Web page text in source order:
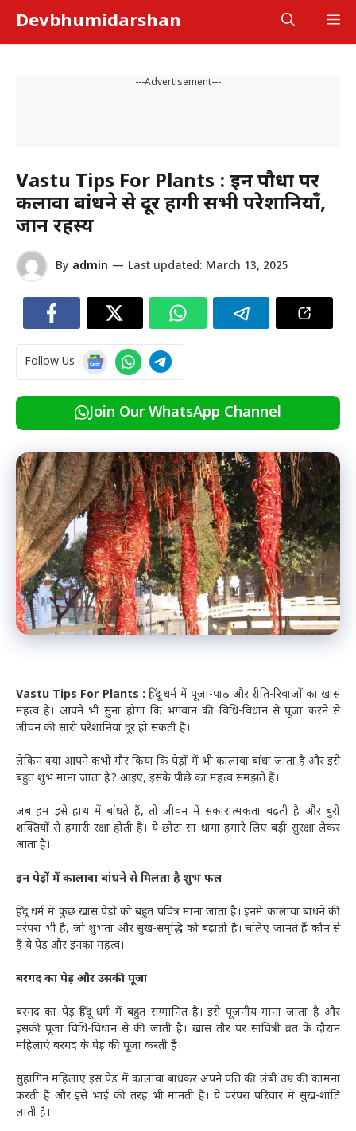
content
Devbhumidarshan
---Advertisement---
Vastu Tips For Plants : इन पौधों पर
कलावा बांधने से दूर होंगी सभी परेशानियाँ,
जानें रहस्य
By admin — Last updated: March 13, 2025
Follow Us
Join Our WhatsApp Channel
Vastu Tips For Plants : हिंदू धर्म में पूजा-पाठ और रीति-रिवाजों का खास
महत्व है। आपने भी सुना होगा कि भगवान की विधि-विधान से पूजा करने से
जीवन की सारी परेशानियां दूर हो सकती हैं।
लेकिन क्या आपने कभी गौर किया कि पेड़ों में भी कालावा बांधा जाता है और इसे
बहुत शुभ माना जाता है? आइए, इसके पीछे का महत्व समझते हैं।
जब हम इसे हाथ में बांधते हैं, तो जीवन में सकारात्मकता बढ़ती है और बुरी
शक्तियों से हमारी रक्षा होती है। ये छोटा सा धागा हमारे लिए बड़ी सुरक्षा लेकर
आता है।
इन पेड़ों में कालावा बांधने से मिलता है शुभ फल
हिंदू धर्म में कुछ खास पेड़ों को बहुत पवित्र माना जाता है। इनमें कालावा बांधने की
परंपरा भी है, जो शुभता और सुख-समृद्धि को बढ़ाती है। चलिए जानते हैं कौन से
हैं ये पेड़ और इनका महत्व।
बरगद का पेड़ और उसकी पूजा
बरगद का पेड़ हिंदू धर्म में बहुत सम्मानित है। इसे पूजनीय माना जाता है और
इसकी पूजा विधि-विधान से की जाती है। खास तौर पर सावित्री व्रत के दौरान
महिलाएं बरगद के पेड़ की पूजा करती हैं।
सुहागिन महिलाएं इस पेड़ में कालावा बांधकर अपने पति की लंबी उम्र की कामना
करती हैं और इसे भाई की तरह भी मानती हैं। ये परंपरा परिवार में सुख-शांति
लाती है।